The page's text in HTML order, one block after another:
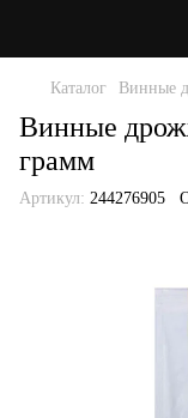
Каталог Винные
Винные
грамм
Артикул: 244276905